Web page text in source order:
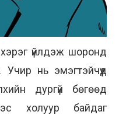
хэрэг үйлдэж шоронд
нь эмэгтэйчүүд
дургүй бөгөөд
холуур байдаг